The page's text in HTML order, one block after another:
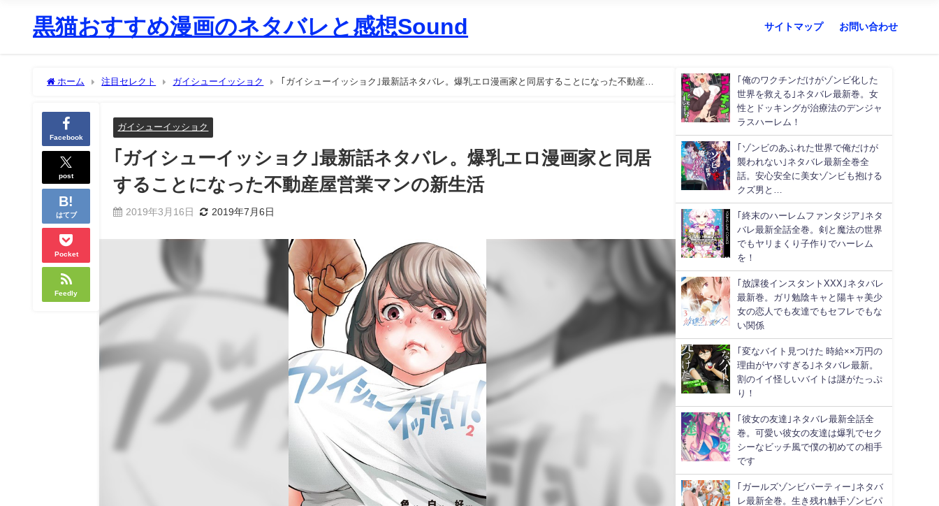
黒猫おすすめ漫画のネタバレと感想Sound サイトマップ お問い合わせ
ホーム 注目セレクト ガイシューイッショク
｢ガイシューイッショク｣最新話ネタバレ。爆乳エロ漫画家と同居することになった不動産屋
Facebook
post
はてブ
Pocket
Feedly
ガイシューイッショク
｢ガイシューイッショク｣最新話ネタバレ。爆乳エロ漫画家と同居
することになった不動産屋営業マンの新生活
2019年3月16日 2019年7月6日
｢俺のワクチンだけがゾンビ化した
世界を救える｣ネタバレ最新巻。女
性とドッキングが治療法のデンジャ
ラスハーレム！
｢ゾンビのあふれた世界で俺だけが
襲われない｣ネタバレ最新全巻全
話。安心安全に美女ゾンビも抱ける
クズ男と…
｢終末のハーレムファンタジア｣ネタ
バレ最新全話全巻。剣と魔法の世界
でもヤリまくり子作りでハーレム
を！
｢放課後インスタントXXX｣ネタバレ
最新巻。ガリ勉陰キャと陽キャ美少
女の恋人でも友達でもセフレでもな
い関係
｢変なバイト見つけた 時給××万円の
理由がヤバすぎる｣ネタバレ最新。
割のイイ怪しいバイトは謎がたっぷ
り！
｢彼女の友達｣ネタバレ最新全話全
巻。可愛い彼女の友達は爆乳でセク
シーなビッチ風で僕の初めての相手
です
｢ガールズゾンビパーティー｣ネタバ
レ最新全巻。生き残れ触手ゾンビパ